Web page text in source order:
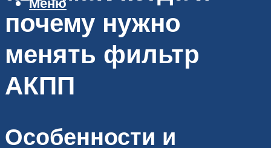
почему нужно
менять фильтр
АКПП
Особенности и